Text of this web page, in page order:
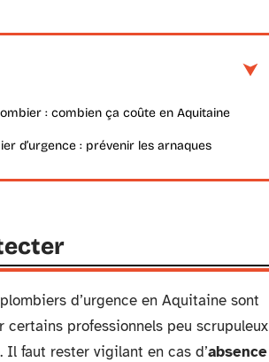
: combien ça coûte en Aquitaine
d’urgence : prévenir les arnaques
d’urgence en Aquitaine sont
certains professionnels peu scrupuleux
faut rester vigilant en cas d’absence